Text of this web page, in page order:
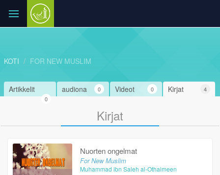
KOTI FOR NEW MUSLIM
Kirjat 4
Videot 0
audiona 0
Artikkelit
0
Kirjat
Nuorten ongelmat
For New Muslim
Muhammad ibn Saleh al-Othaimeen